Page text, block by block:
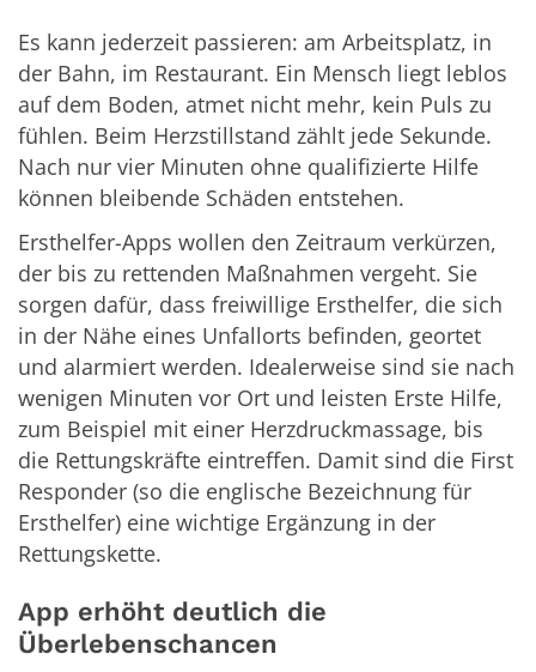
Es kann jederzeit passieren: am Arbeitsplatz, in
der Bahn, im Restaurant. Ein Mensch liegt leblos
auf dem Boden, atmet nicht mehr, kein Puls zu
fühlen. Beim Herzstillstand zählt jede Sekunde.
Nach nur vier Minuten ohne qualifizierte Hilfe
können bleibende Schäden entstehen.
Ersthelfer-Apps wollen den Zeitraum verkürzen,
der bis zu rettenden Maßnahmen vergeht. Sie
sorgen dafür, dass freiwillige Ersthelfer, die sich
in der Nähe eines Unfallorts befinden, geortet
und alarmiert werden. Idealerweise sind sie nach
wenigen Minuten vor Ort und leisten Erste Hilfe,
zum Beispiel mit einer Herzdruckmassage, bis
die Rettungskräfte eintreffen. Damit sind die First
Responder (so die englische Bezeichnung für
Ersthelfer) eine wichtige Ergänzung in der
Rettungskette.
App erhöht deutlich die
Überlebenschancen